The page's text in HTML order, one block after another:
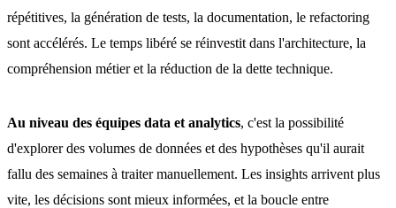
répétitives, la génération de tests, la documentation, le refactoring
sont accélérés. Le temps libéré se réinvestit dans l'architecture, la
compréhension métier et la réduction de la dette technique.
Au niveau des équipes data et analytics, c'est la possibilité
d'explorer des volumes de données et des hypothèses qu'il aurait
fallu des semaines à traiter manuellement. Les insights arrivent plus
vite, les décisions sont mieux informées, et la boucle entre